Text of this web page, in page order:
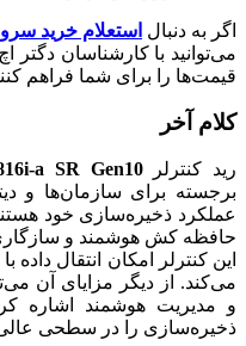
اگر به دنبال استعلام خرید
می‌توانید با کارشناسان دگتر
قیمت‌ها را برای شما فراهم
کلام آخر
رید کنترلرa SR Gen10
برجسته برای سازمان‌ها و
این کنترلر امکان انتقال داده
می‌کند. از دیگر مزایای آن
و مدیریت هوشمند اشاره
ذخیره‌سازی را در سطحی